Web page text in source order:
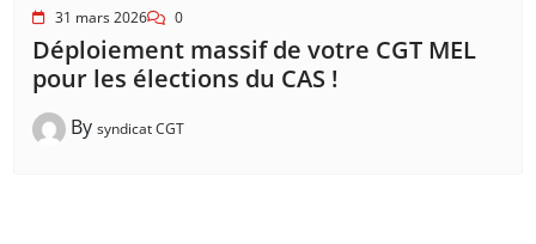
31 mars 2026 0
Déploiement massif de votre CGT MEL
pour les élections du CAS !
By syndicat CGT